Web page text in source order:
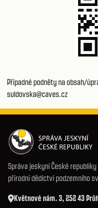
Případné podněty na obsah/
suldovska@caves.cz
Správa jeskyní České
přírodní dědictví podzemního
Květnové nám. 3, 252 43